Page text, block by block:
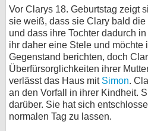
Vor Clarys 18. Geburtstag zeigt
sie weiß, dass sie Clary bald
und dass ihre Tochter dadurch
ihr daher eine Stele und möchte
Gegenstand berichten, doch
Überfürsorglichkeiten ihrer
verlässt das Haus mit Simon.
an den Vorfall in ihrer Kindheit.
darüber. Sie hat sich
normalen Tag zu lassen.